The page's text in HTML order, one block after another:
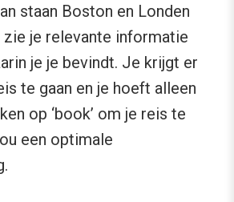
staan Boston en Londen
je relevante informatie
je je bevindt. Je krijgt er
te gaan en je hoeft alleen
op ‘book’ om je reis te
een optimale